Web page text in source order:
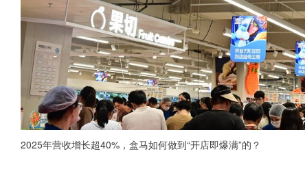
2025年营收增长超40%，盒马如何做到“开店即爆满”的？